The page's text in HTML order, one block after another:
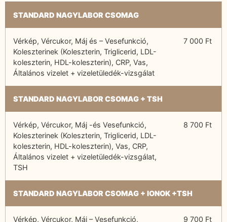
STANDARD NAGYLABOR CSOMAG
Vérkép, Vércukor, Máj és – Vesefunkció,
Koleszterinek (Koleszterin, Triglicerid, LDL-
koleszterin, HDL-koleszterin), CRP, Vas,
Általános vizelet + vizeletüledék-vizsgálat
7 000 Ft
STANDARD NAGYLABOR CSOMAG + TSH
Vérkép, Vércukor, Máj -és Vesefunkció,
Koleszterinek (Koleszterin, Triglicerid, LDL-
koleszterin, HDL-koleszterin), Vas, CRP,
Általános vizelet + vizeletüledék-vizsgálat,
TSH
8 700 Ft
STANDARD NAGYLABOR CSOMAG + IONOK +TSH
Vérkép, Vércukor, Máj – Vesefunkció,
9 700 Ft